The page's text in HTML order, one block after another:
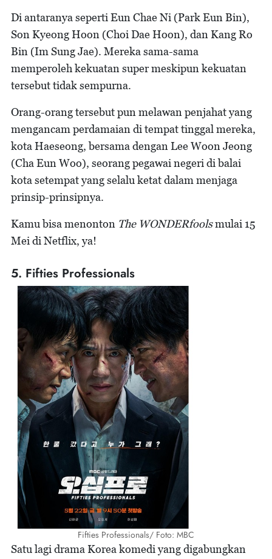
Di antaranya seperti Eun Chae Ni (Park Eun Bin),
Son Kyeong Hoon (Choi Dae Hoon), dan Kang Ro
Bin (Im Sung Jae). Mereka sama-sama
memperoleh kekuatan super meskipun kekuatan
tersebut tidak sempurna.
Orang-orang tersebut pun melawan penjahat yang
mengancam perdamaian di tempat tinggal mereka,
kota Haeseong, bersama dengan Lee Woon Jeong
(Cha Eun Woo), seorang pegawai negeri di balai
kota setempat yang selalu ketat dalam menjaga
prinsip-prinsipnya.
Kamu bisa menonton The WONDERfoolsmulai 15
Mei di Netflix, ya!
5. Fifties Professionals
Fifties Professionals/ Foto: MBC
Satu lagi drama Korea komedi yang digabungkan